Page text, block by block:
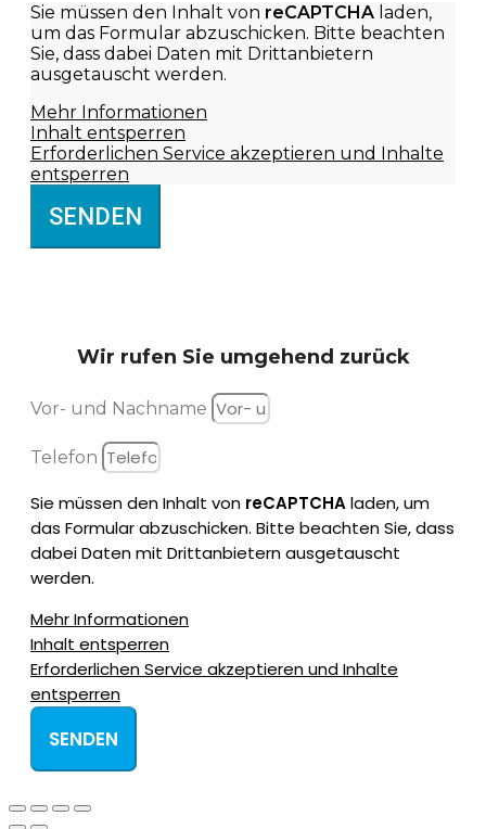
Sie müssen den Inhalt von reCAPTCHA laden,
um das Formular abzuschicken. Bitte beachten
Sie, dass dabei Daten mit Drittanbietern
ausgetauscht werden.
Mehr Informationen
Inhalt entsperren
Erforderlichen Service akzeptieren und Inhalte
entsperren
SENDEN
Wir rufen Sie umgehend zurück
Vor- und Nachname
Telefon
Sie müssen den Inhalt von reCAPTCHAladen, um
das Formular abzuschicken. Bitte beachten Sie, dass
dabei Daten mit Drittanbietern ausgetauscht
werden.
Mehr Informationen
Inhalt entsperren
Erforderlichen Service akzeptieren und Inhalte
entsperren
SENDEN